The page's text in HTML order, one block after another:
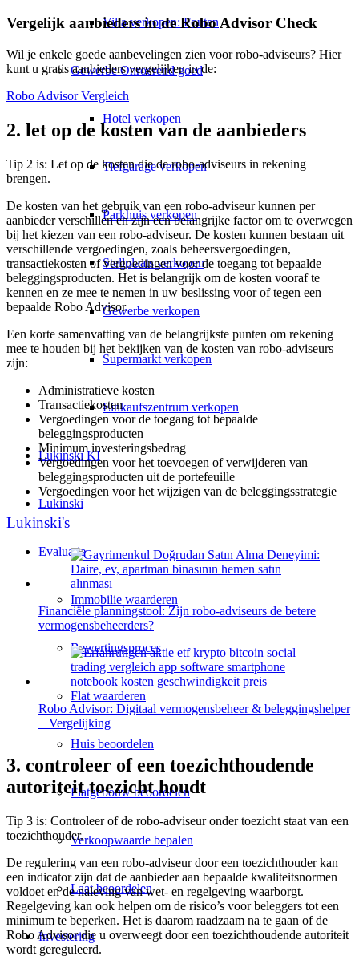
Villa verkopen: Fouten
GewerbeOnroerend goed
Hotel verkopen
Tiefgarage verkopen
Parkhuis verkopen
Stellplaats verkopen
Gewerbe verkopen
Supermarkt verkopen
Einkaufszentrum verkopen
Lukinski KI
Lukinski
Evaluatie
Immobilie waarderen
Bewertingsproces
Flat waarderen
Huis beoordelen
Flatgebouw beoordelen
Verkoopwaarde bepalen
Laat beoordelen
Investering
Vergelijk aanbieders in de Robo Advisor Check
Wil je enkele goede aanbevelingen zien voor robo-adviseurs? Hier
kunt u gratis aanbieders vergelijken in de:
Robo Advisor Vergleich
2. let op de kosten van de aanbieders
Tip 2 is: Let op de kosten die de robo-adviseurs in rekening
brengen.
De kosten van het gebruik van een robo-adviseur kunnen per
aanbieder verschillen en zijn een belangrijke factor om te overwegen
bij het kiezen van een robo-adviseur. De kosten kunnen bestaan uit
verschillende vergoedingen, zoals beheersvergoedingen,
transactiekosten of vergoedingen voor de toegang tot bepaalde
beleggingsproducten. Het is belangrijk om de kosten vooraf te
kennen en ze mee te nemen in uw beslissing voor of tegen een
bepaalde Robo Advisor.
Een korte samenvatting van de belangrijkste punten om rekening
mee te houden bij het bekijken van de kosten van robo-adviseurs
zijn:
Administratieve kosten
Transactiekosten
Vergoedingen voor de toegang tot bepaalde
beleggingsproducten
Minimum investeringsbedrag
Vergoedingen voor het toevoegen of verwijderen van
beleggingsproducten uit de portefeuille
Vergoedingen voor het wijzigen van de beleggingsstrategie
Lukinski's
Financiële planningstool: Zijn robo-adviseurs de betere
vermogensbeheerders?
Robo Advisor: Digitaal vermogensbeheer & beleggingshelper
+ Vergelijking
3. controleer of een toezichthoudende
autoriteit toezicht houdt
Tip 3 is: Controleer of de robo-adviseur onder toezicht staat van een
toezichthouder.
De regulering van een robo-adviseur door een toezichthouder kan
een indicator zijn dat de aanbieder aan bepaalde kwaliteitsnormen
voldoet en de naleving van wet- en regelgeving waarborgt.
Regelgeving kan ook helpen om de risico’s voor beleggers tot een
minimum te beperken. Het is daarom raadzaam na te gaan of de
Robo Advisor die u overweegt door een toezichthoudende autoriteit
wordt gereguleerd.